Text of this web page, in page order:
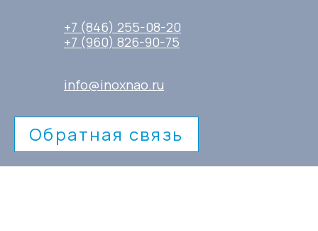
+7 (846) 255-08-20
+7 (960) 826-90-75
info@inoxnao.ru
Обратная связь